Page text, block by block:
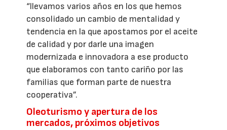
“llevamos varios años en los que hemos
consolidado un cambio de mentalidad y
tendencia en la que apostamos por el aceite
de calidad y por darle una imagen
modernizada e innovadora a ese producto
que elaboramos con tanto cariño por las
familias que forman parte de nuestra
cooperativa”.
Oleoturismo y apertura de los
mercados, próximos objetivos